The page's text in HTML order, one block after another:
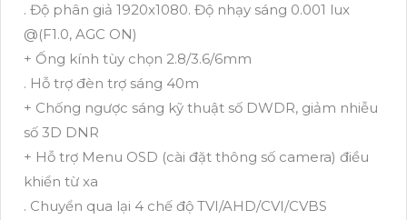
. Độ phân giả 1920x1080. Độ nhạy sáng 0.001 lux
@(F1.0, AGC ON)
+ Ống kính tùy chọn 2.8/3.6/6mm
. Hỗ trợ đèn trợ sáng 40m
+ Chống ngược sáng kỹ thuật số DWDR, giảm nhiễu
số 3D DNR
+ Hỗ trợ Menu OSD (cài đặt thông số camera) điều
khiển từ xa
. Chuyển qua lại 4 chế độ TVI/AHD/CVI/CVBS